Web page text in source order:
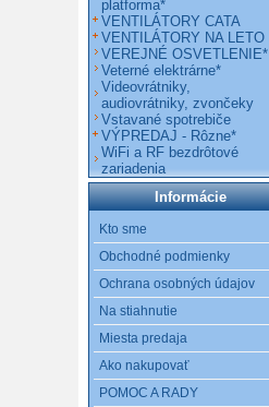
platforma*
VENTILÁTORY CATA
VENTILÁTORY NA LETO
VEREJNÉ OSVETLENIE*
Veterné elektrárne*
Videovrátniky,
audiovrátniky, zvončeky
Vstavané spotrebiče
VÝPREDAJ - Rôzne*
WiFi a RF bezdrôtové
zariadenia
Informácie
Kto sme
Obchodné podmienky
Ochrana osobných údajov
Na stiahnutie
Miesta predaja
Ako nakupovať
POMOC A RADY